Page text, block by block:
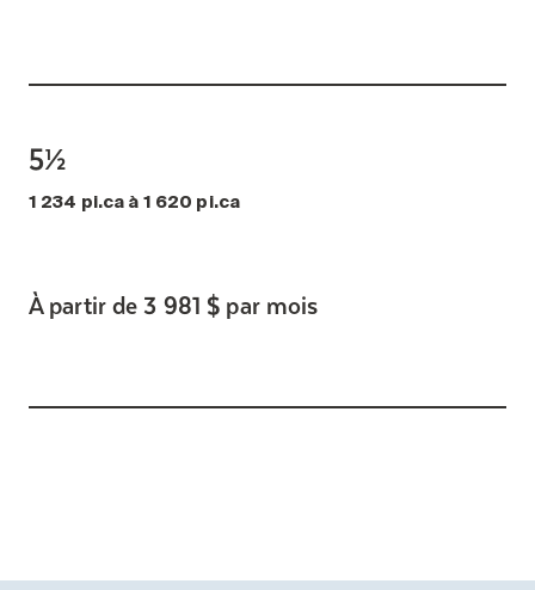
5½
1 234 pi.ca à 1 620 pi.ca
À partir de 3 981 $ par mois